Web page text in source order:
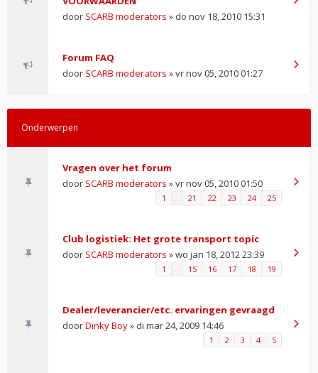
door SCARB moderators » do nov 18, 2010 15:31
Forum FAQ
door SCARB moderators » vr nov 05, 2010 01:27
Onderwerpen
Vragen over het forum
door SCARB moderators » vr nov 05, 2010 01:50
1 21 22 23 24 25
Club logistiek: Het grote transport topic
door SCARB moderators » wo jan 18, 2012 23:39
1 15 16 17 18 19
Dealer/leverancier/etc. ervaringen gevraagd
doorDinky Boy» di mar 24, 2009 14:46
1 2 3 4 5